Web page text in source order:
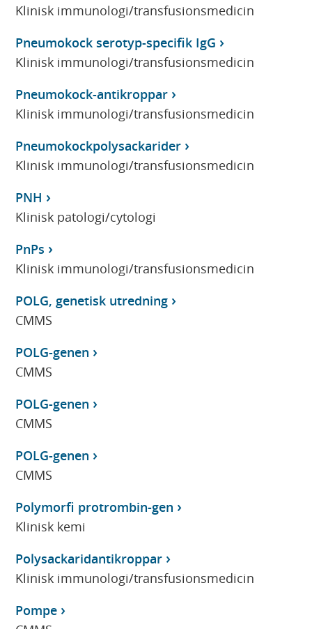
Klinisk immunologi/transfusionsmedicin
Pneumokock serotyp-specifik IgG
Klinisk immunologi/transfusionsmedicin
Pneumokock-antikroppar
Klinisk immunologi/transfusionsmedicin
Pneumokockpolysackarider
Klinisk immunologi/transfusionsmedicin
PNH
Klinisk patologi/cytologi
PnPs
Klinisk immunologi/transfusionsmedicin
POLG, genetisk utredning
CMMS
POLG-genen
CMMS
POLG-genen
CMMS
POLG-genen
CMMS
Polymorfi protrombin-gen
Klinisk kemi
Polysackaridantikroppar
Klinisk immunologi/transfusionsmedicin
Pompe